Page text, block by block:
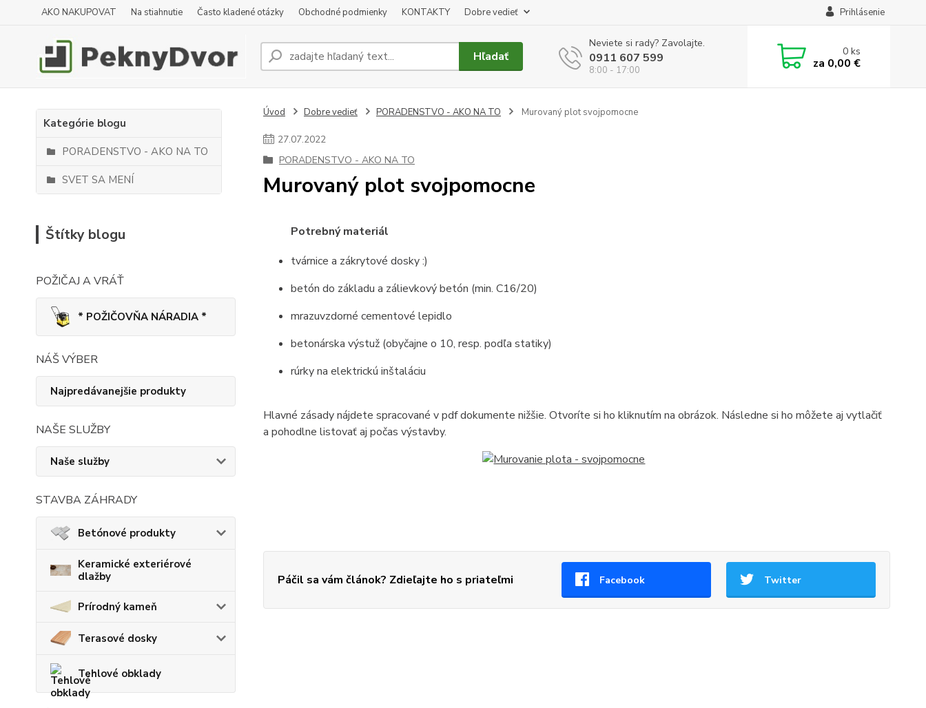
AKO NAKUPOVAT Na stiahnutie Často kladené otázky Obchodné podmienky KONTAKTY Dobre vedieť Prihlásenie
Hľadať
Neviete si rady? Zavolajte.
0911 607 599
8:00 - 17:00
0ks
za 0,00 €
Kategórie blogu
PORADENSTVO - AKO NA TO
SVET SA MENÍ
Štítky blogu
POŽIČAJ A VRÁŤ
* POŽIČOVŇA NÁRADIA *
NÁŠ VÝBER
Najpredávanejšie produkty
NAŠE SLUŽBY
Naše služby
STAVBA ZÁHRADY
Betónové produkty
Keramické exteriérové
dlažby
Prírodný kameň
Terasové dosky
Tehlové obklady
Úvod Dobre vedieť PORADENSTVO - AKO NA TO Murovaný plot svojpomocne
27.07.2022
PORADENSTVO - AKO NA TO
Murovaný plot svojpomocne
Potrebný materiál
tvárnice a zákrytové dosky :)
betón do základu a zálievkový betón (min. C16/20)
mrazuvzdorné cementové lepidlo
betonárska výstuž (obyčajne o 10, resp. podľa statiky)
rúrky na elektrickú inštaláciu
Hlavné zásady nájdete spracované v pdf dokumente nižšie. Otvoríte si ho kliknutím na obrázok. Následne si ho môžete aj vytlačiť
a pohodlne listovať aj počas výstavby.
Páčil sa vám článok? Zdieľajte ho s priateľmi Facebook Twitter